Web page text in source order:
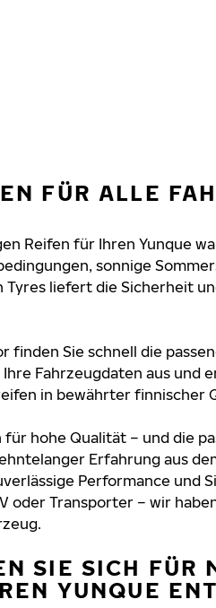
FÜR ALLE
Reifen für Ihren Yunque
sonnige
Tyres liefert die Sicherheit
finden Sie schnell die
Ihre Fahrzeugdaten aus und
in bewährter finnischer
hohe Qualität – und die
Erfahrung aus
Performance und
oder Transporter – wir
SIE SICH FÜR
YUNQUE